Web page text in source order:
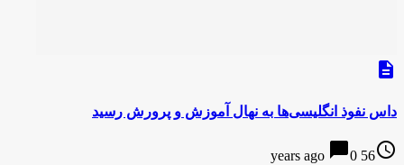
description
داس نفوذ انگلیسی‌ها به نهال آموزش و پرورش رسید
access_time
56 years ago
chat_bubble0